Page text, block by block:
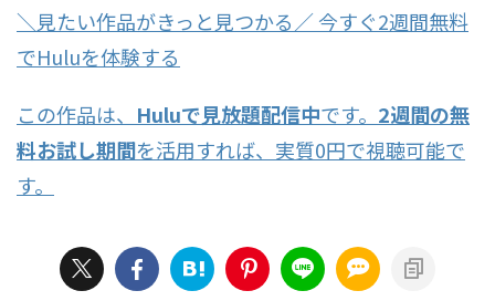
＼見たい作品がきっと見つかる／ 今すぐ2週間無料
でHuluを体験する
この作品は、 Huluで見放題配信中です。 2週間の無
料お試し期間を活用すれば、実質0円で視聴可能で
す。